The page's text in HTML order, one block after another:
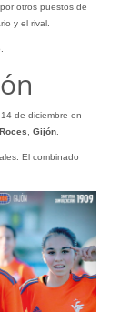
otros puestos de
y el rival.
de diciembre en
Roces Gijón.
El combinado